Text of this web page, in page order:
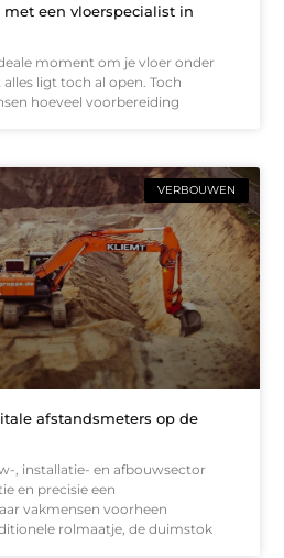
met een vloerspecialist in
moment om je vloer onder
ligt toch al open. Toch
hoeveel voorbereiding
VERBOUWEN
afstandsmeters op de
, installatie- en afbouwsector
en precisie een
vakmensen voorheen
rolmaatje, de duimstok